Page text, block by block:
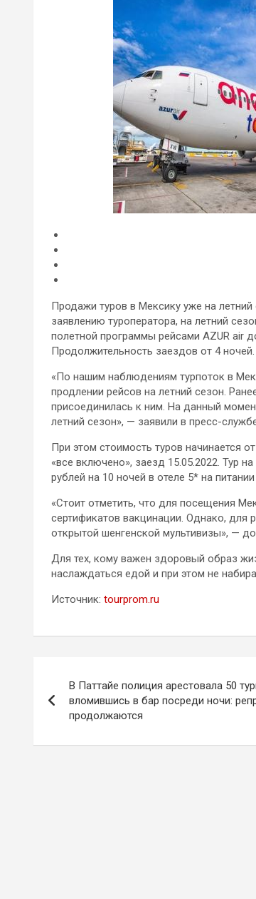
Продажи туров в Мексику уже на летний
заявлению туроператора, на летний
полетной программы рейсами AZUR air
Продолжительность заездов от 4 ночей.
«По нашим наблюдениям турпоток в
продлении рейсов на летний сезон.
присоединилась к ним. На данный
летний сезон», — заявили в пресс-
При этом стоимость туров начинается
«все включено», заезд 15.05.2022. Тур
рублей на 10 ночей в отеле 5* на
«Стоит отметить, что для посещения
сертификатов вакцинации. Однако, для
открытой шенгенской мультивизы», —
Для тех, кому важен здоровый образ
наслаждаться едой и при этом не
Источник: tourprom.ru
по
записям
В Паттайе полиция арестовала 50
вломившись в бар посреди ночи:
продолжаются